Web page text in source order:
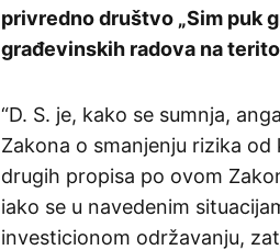
privredno društvo „Sim puk
građevinskih radova na
“D. S. je, kako se sumnja,
Zakona o smanjenju rizika
drugih propisa po ovom
iako se u navedenim
investicionom održavanju,